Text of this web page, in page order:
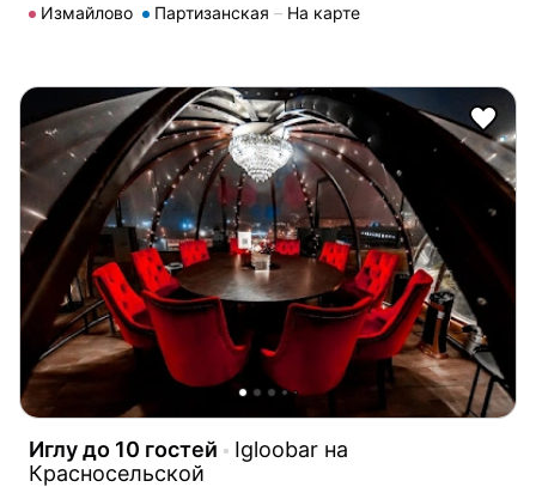
Измайлово Партизанская На карте
Иглу до 10 гостей
Igloobar на
Красносельской